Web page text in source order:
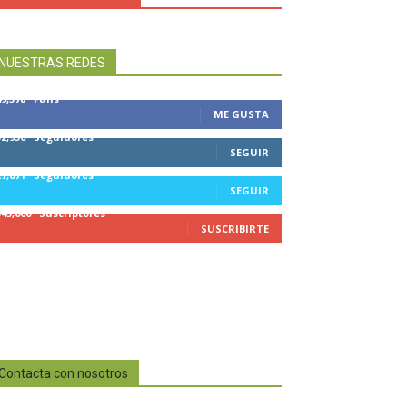
NUESTRAS REDES
Fans
ME GUSTA
Seguidores
SEGUIR
Seguidores
SEGUIR
Suscriptores
SUSCRIBIRTE
con nosotros